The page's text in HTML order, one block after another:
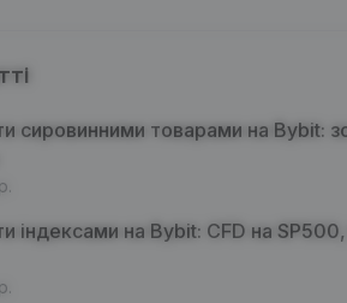
Торговий обсяг на ф'ючерсах ≥ $1000
обсяг на опціонах ≥ $2000
сировинними товарами на Bybit:
індексами на Bybit: CFD на